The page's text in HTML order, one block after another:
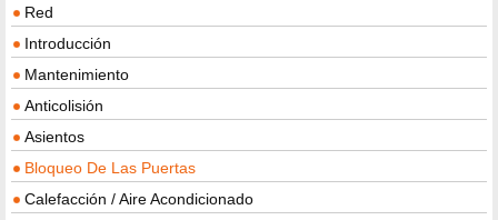
Red
Introducción
Mantenimiento
Anticolisión
Asientos
Bloqueo De Las Puertas
Calefacción / Aire Acondicionado